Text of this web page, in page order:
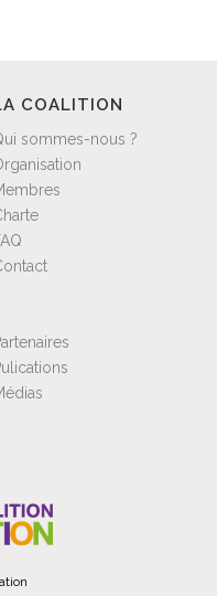
COALITION
sommes-nous ?